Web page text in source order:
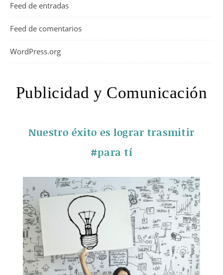
Feed de entradas
Feed de comentarios
WordPress.org
Publicidad y Comunicación
Nuestro éxito es lograr trasmitir
#para tí